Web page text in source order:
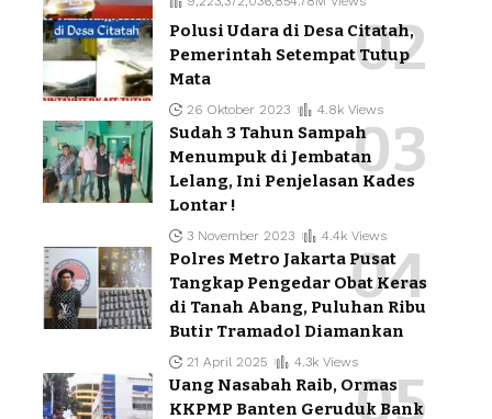
Polusi Udara di Desa Citatah,
Pemerintah Setempat Tutup
Mata
26 Oktober 2023 4.8k Views
Sudah 3 Tahun Sampah
Menumpuk di Jembatan
Lelang, Ini Penjelasan Kades
Lontar !
3 November 2023 4.4k Views
Polres Metro Jakarta Pusat
Tangkap Pengedar Obat Keras
di Tanah Abang, Puluhan Ribu
Butir Tramadol Diamankan
21 April 2025 4.3k Views
Uang Nasabah Raib, Ormas
KKPMP Banten Geruduk Bank